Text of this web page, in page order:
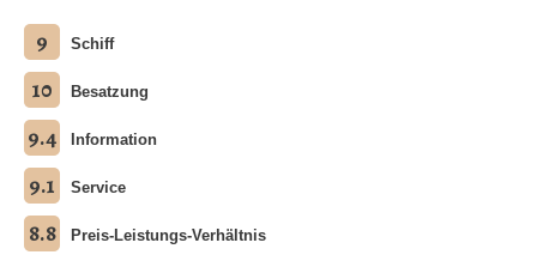
9 Schiff
10 Besatzung
9.4 Information
9.1 Service
8.8 Preis-Leistungs-Verhältnis